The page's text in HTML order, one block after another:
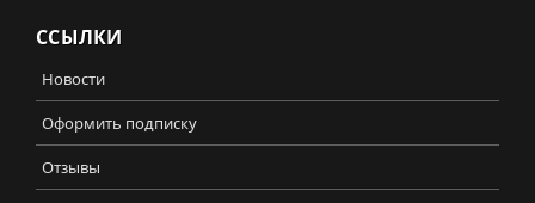
ССЫЛКИ
Новости
Оформить подписку
Отзывы